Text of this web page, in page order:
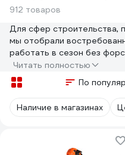
912 товаров
Для сфер строительства,
мы отобрали
работать в сезон без
Всё в наличии на складе –
поставку.
Читать полностью
По
Наличие в магазинах